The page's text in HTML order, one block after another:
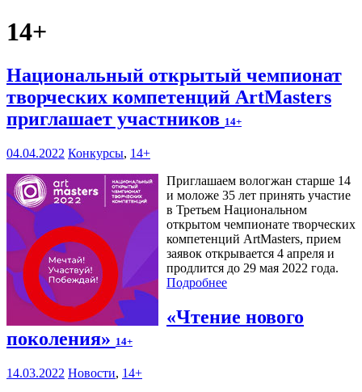
14+
Национальный открытый чемпионат
творческих компетенций ArtMasters
приглашает участников 14+
04.04.2022 Конкурсы, 14+
Приглашаем вологжан старше 14
и моложе 35 лет принять участие
в Третьем Национальном
открытом чемпионате творческих
компетенций ArtMasters, прием
заявок открывается 4 апреля и
продлится до 29 мая 2022 года.
Подробнее
«Чтение нового
поколения» 14+
14.03.2022 Новости, 14+